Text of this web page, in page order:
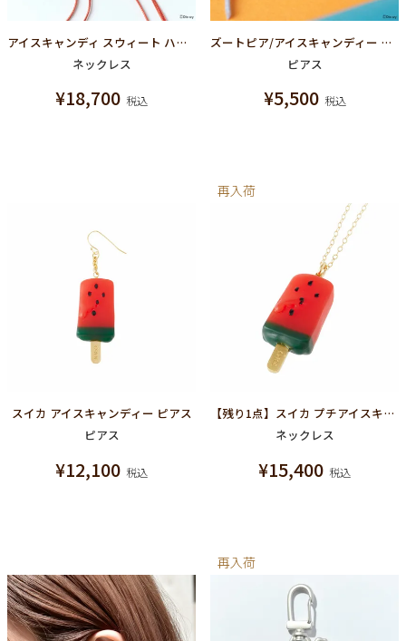
アイスキャンディ スウィート ハート ネックレス【ディズニー アクセサリー】【ズートピア】
ネックレス
¥18,700 税込
ズートピア/アイスキャンディー ピアス【ディズニー アクセサリー】【ズートピア】
ピアス
¥5,500 税込
スイカ アイスキャンディー ピアス
ピアス
¥12,100 税込
再入荷
【残り1点】スイカ プチアイスキャンディーネックレス
ネックレス
¥15,400 税込
再入荷